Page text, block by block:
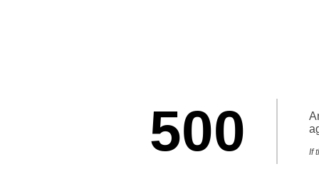
500 If